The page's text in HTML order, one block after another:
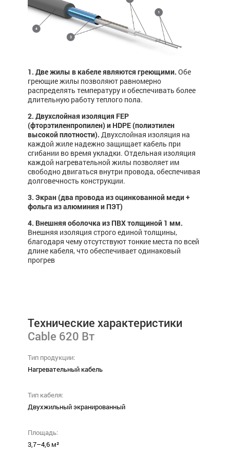
1. Две жилы в кабеле являются греющими. Обе
греющие жилы позволяют равномерно
распределять температуру и обеспечивать более
длительную работу теплого пола.
2. Двухслойная изоляция FEP
(фторэтиленпропилен) и HDPE (полиэтилен
высокой плотности). Двухслойная изоляция на
каждой жиле надежно защищает кабель при
сгибании во время укладки. Отдельная изоляция
каждой нагревательной жилы позволяет им
свободно двигаться внутри провода, обеспечивая
долговечность конструкции.
3. Экран (два провода из оцинкованной меди +
фольга из алюминия и ПЭТ)
4. Внешняя оболочка из ПВХ толщиной 1 мм.
Внешняя изоляция строго единой толщины,
благодаря чему отсутствуют тонкие места по всей
длине кабеля, что обеспечивает одинаковый
прогрев
Технические характеристики
Cable 620 Вт
Тип продукции:
Нагревательный кабель
Тип кабеля:
Двухжильный экранированный
Площадь:
3,7–4,6 м²